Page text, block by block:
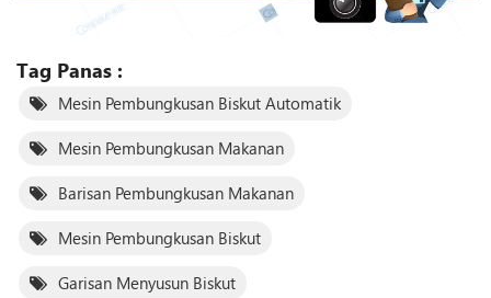
Tag Panas :
Mesin Pembungkusan Biskut Automatik
Mesin Pembungkusan Makanan
Barisan Pembungkusan Makanan
Mesin Pembungkusan Biskut
Garisan Menyusun Biskut